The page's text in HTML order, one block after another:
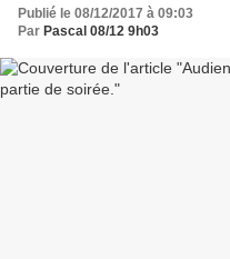
Publié le 08/12/2017 à 09:03
Par Pascal 08/12 9h03